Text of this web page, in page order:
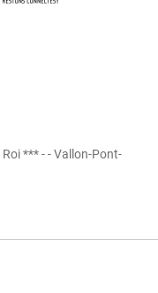
*** - - Vallon-Pont-